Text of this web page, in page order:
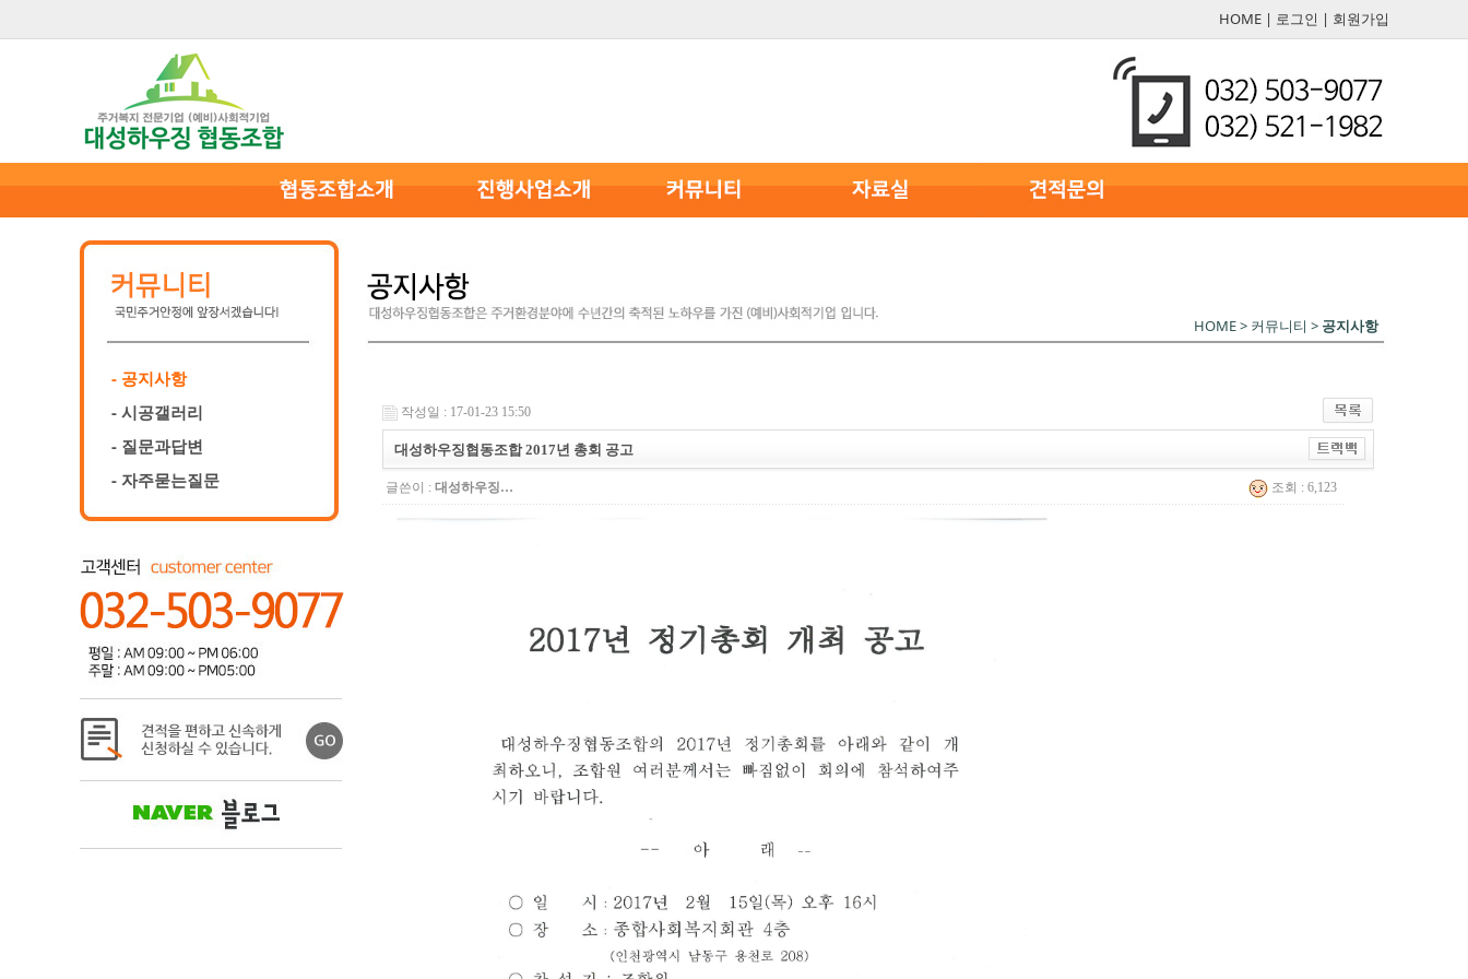
HOME | 로그인 | 회원가입
- 공지사항
- 시공갤러리
- 질문과답변
- 자주묻는질문
HOME > 커뮤니티 > 공지사항
작성일 : 17-01-23 15:50
대성하우징협동조합 2017년 총회 공고
글쓴이 : 대성하우징… 조회 : 6,123